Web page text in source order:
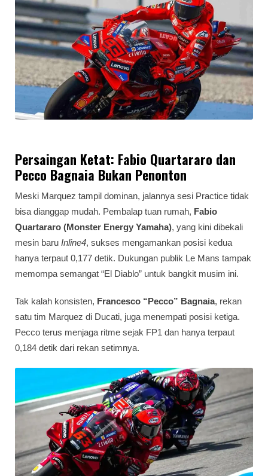
Persaingan Ketat: Fabio Quartararo dan
Pecco Bagnaia Bukan Penonton
Meski Marquez tampil dominan, jalannya sesi Practice tidak
bisa dianggap mudah. Pembalap tuan rumah, Fabio
Quartararo (Monster Energy Yamaha), yang kini dibekali
mesin baru Inline4, sukses mengamankan posisi kedua
hanya terpaut 0,177 detik. Dukungan publik Le Mans tampak
memompa semangat “El Diablo” untuk bangkit musim ini.
Tak kalah konsisten, Francesco “Pecco” Bagnaia, rekan
satu tim Marquez di Ducati, juga menempati posisi ketiga.
Pecco terus menjaga ritme sejak FP1 dan hanya terpaut
0,184 detik dari rekan setimnya.